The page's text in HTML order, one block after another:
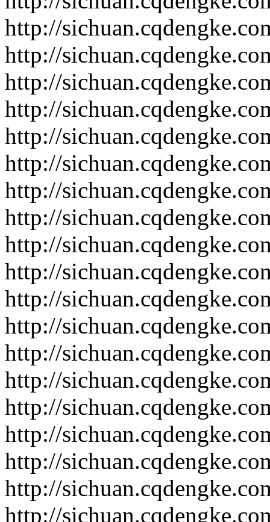
http://
http://
http://
http://
http://
http://
http://
http://
http://
http://
http://
http://
http://
http://
http://
http://
http://
http://
http://